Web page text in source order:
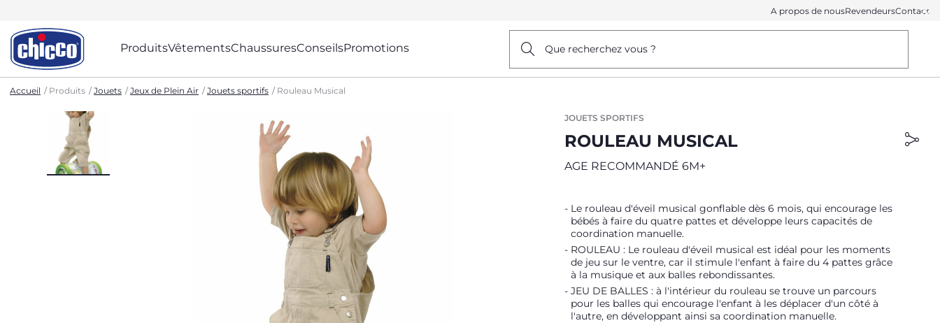
A propos de nousRevendeursContact
ProduitsVêtementsChaussuresConseilsPromotions Que recherchez vous ?
Accueil Produits Jouets Jeux de Plein Air Jouets sportifs Rouleau Musical
JOUETS SPORTIFS
ROULEAU MUSICAL
AGE RECOMMANDÉ 6M+
Le rouleau d'éveil musical gonflable dès 6 mois, qui encourage les
bébés à faire du quatre pattes et développe leurs capacités de
coordination manuelle.
ROULEAU : Le rouleau d'éveil musical est idéal pour les moments
de jeu sur le ventre, car il stimule l'enfant à faire du 4 pattes grâce
à la musique et aux balles rebondissantes.
JEU DE BALLES : à l'intérieur du rouleau se trouve un parcours
pour les balles qui encourage l'enfant à les déplacer d'un côté à
l'autre, en développant ainsi sa coordination manuelle.